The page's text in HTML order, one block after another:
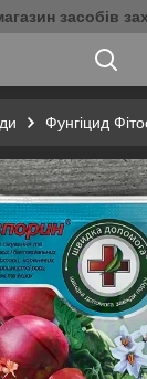
засобів
Фунгіцид